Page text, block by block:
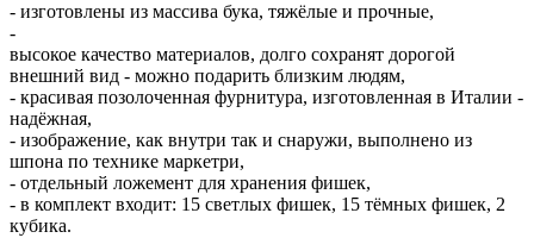
- изготовлены из массива бука, тяжёлые и прочные,
-
высокое качество материалов, долго сохранят дорогой
внешний вид - можно подарить близким людям,
- красивая позолоченная фурнитура, изготовленная в Италии -
надёжная,
- изображение, как внутри так и снаружи, выполнено из
шпона по технике маркетри,
- отдельный ложемент для хранения фишек,
- в комплект входит: 15 светлых фишек, 15 тёмных фишек, 2
кубика.